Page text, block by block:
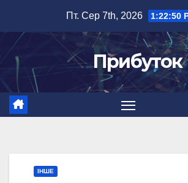
вмісту
Пт. Сер 7th, 2026 1:22:50
Прибуток
ІНШЕ